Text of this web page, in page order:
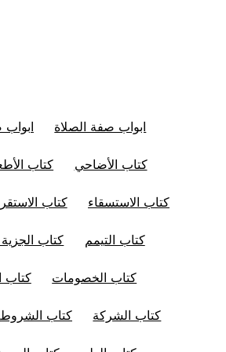
ابواب صفة الصلاة ابواب
كتاب الأضاحي كتاب
كتاب الاستسقاء كتاب
كتاب التيمم كتاب
كتاب الخصومات كتاب
كتاب الشركة كتاب الشروط